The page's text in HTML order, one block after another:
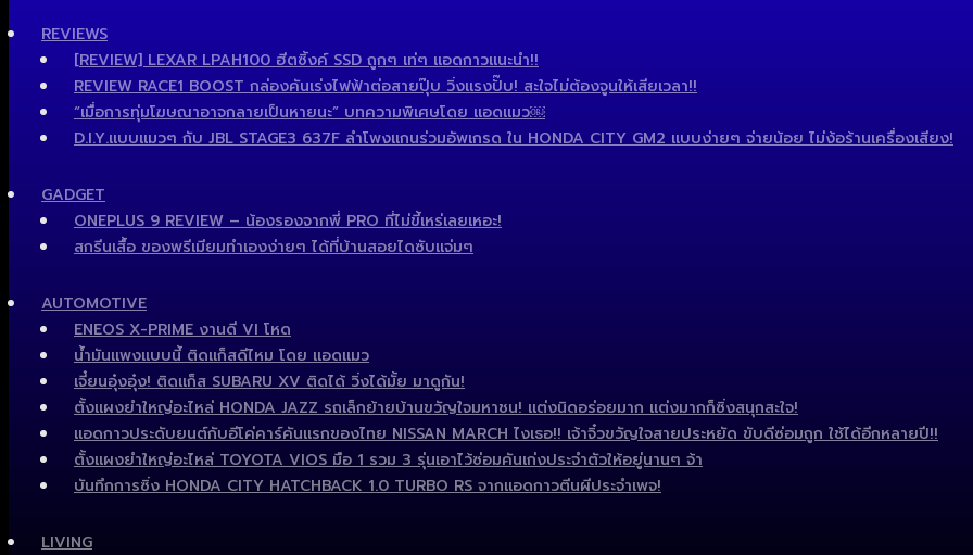
REVIEWS
[REVIEW] LEXAR LPAH100 ฮีตซิ้งค์ SSD ถูกๆ เท่ๆ แอดกาวแนะนำ!!
REVIEW RACE1 BOOST กล่องคันเร่งไฟฟ้าต่อสายปุ๊บ วิ่งแรงปั๊บ! สะใจไม่ต้องจูนให้เสียเวลา!!
“เมื่อการทุ่มโฆษณาอาจกลายเป็นหายนะ” บทความพิเศษโดย แอดแมว￼
D.I.Y.แบบแมวๆ กับ JBL STAGE3 637F ลำโพงแกนร่วมอัพเกรด ใน HONDA CITY GM2 แบบง่ายๆ จ่ายน้อย ไม่ง้อร้านเครื่องเสียง!
GADGET
ONEPLUS 9 REVIEW – น้องรองจากพี่ PRO ที่ไม่ขี้เหร่เลยเหอะ!
สกรีนเสื้อ ของพรีเมียมทำเองง่ายๆ ได้ที่บ้านสอยไดซับแจ่มๆ
AUTOMOTIVE
ENEOS X-PRIME งานดี VI โหด
น้ำมันแพงแบบนี้ ติดแก็สดีไหม โดย แอดแมว
เจี๋ยนอุ๋งอุ๋ง! ติดแก็ส SUBARU XV ติดได้ วิ่งได้มั้ย มาดูกัน!
ตั้งแผงยำใหญ่อะไหล่ HONDA JAZZ รถเล็กย้ายบ้านขวัญใจมหาชน! แต่งนิดอร่อยมาก แต่งมากก็ซิ่งสนุกสะใจ!
แอดกาวประดับยนต์กับอีโค่คาร์คันแรกของไทย NISSAN MARCH ไงเธอ!! เจ้าจิ๋วขวัญใจสายประหยัด ขับดีซ่อมถูก ใช้ได้อีกหลายปี!!
ตั้งแผงยำใหญ่อะไหล่ TOYOTA VIOS มือ 1 รวม 3 รุ่นเอาไว้ซ่อมคันเก่งประจำตัวให้อยู่นานๆ จ้า
บันทึกการซิ่ง HONDA CITY HATCHBACK 1.0 TURBO RS จากแอดกาวตีนผีประจำเพจ!
LIVING